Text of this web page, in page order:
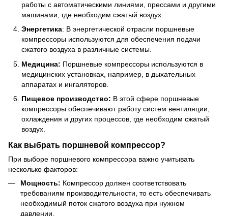
работы с автоматическими линиями, прессами и другими
машинами, где необходим сжатый воздух.
Энергетика: В энергетической отрасли поршневые
компрессоры используются для обеспечения подачи
сжатого воздуха в различные системы.
Медицина: Поршневые компрессоры используются в
медицинских установках, например, в дыхательных
аппаратах и ингаляторов.
Пищевое производство: В этой сфере поршневые
компрессоры обеспечивают работу систем вентиляции,
охлаждения и других процессов, где необходим сжатый
воздух.
Как выбрать поршневой компрессор?
При выборе поршневого компрессора важно учитывать
несколько факторов:
Мощность: Компрессор должен соответствовать
требованиям производительности, то есть обеспечивать
необходимый поток сжатого воздуха при нужном
давлении.